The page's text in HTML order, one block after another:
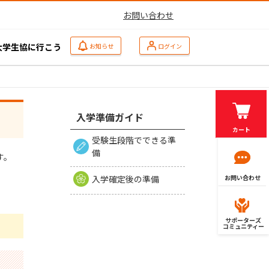
お問い合わせ
学生協に行こう お知らせ ログイン
入学準備ガイド
受験生段階でできる準
備
入学確定後の準備
カート
お問い合わせ
サポーターズ
コミュニティー